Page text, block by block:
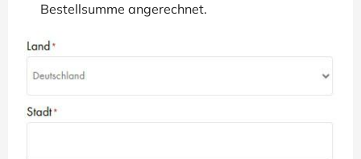
Bestellsumme angerechnet.